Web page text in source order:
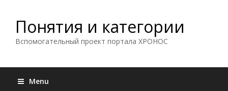
Понятия и категории
Вспомогательный проект портала ХРОНОС
Menu